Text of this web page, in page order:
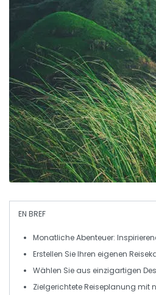
EN BREF
Monatliche Abenteuer:
Erstellen Sie Ihren eigenen
Wählen Sie aus einzigartigen
ZielgerichteteReiseplanung mit